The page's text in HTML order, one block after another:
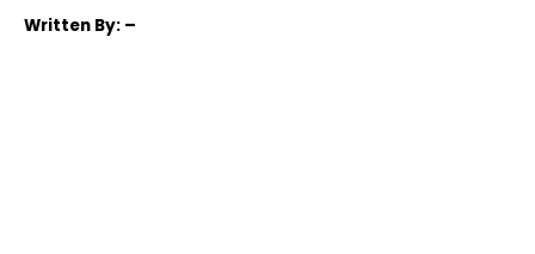
Written By: –